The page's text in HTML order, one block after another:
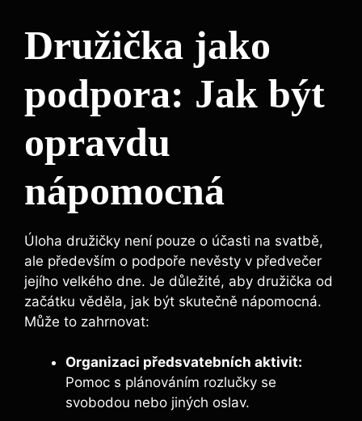
Družička‍ jako
podpora: Jak být
opravdu
nápomocná
Úloha​ družičky není pouze o účasti na svatbě,
ale‍ především o podpoře ‌nevěsty v předvečer
jejího velkého dne. Je důležité, aby družička od
začátku⁢ věděla,⁤ jak být skutečně nápomocná.
Může to⁤ zahrnovat:
Organizaci předsvatebních aktivit:
Pomoc s plánováním rozlučky se
svobodou nebo jiných⁣ oslav.